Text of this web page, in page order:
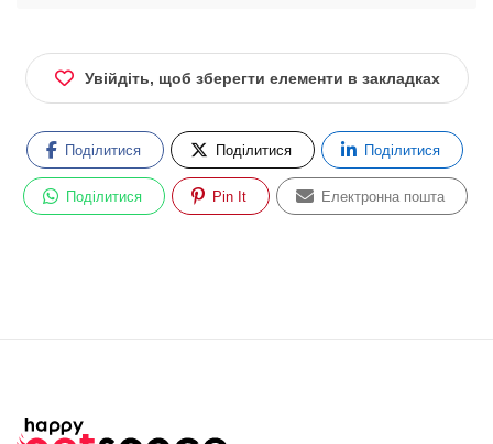
Увійдіть, щоб зберегти елементи в закладках
Поділитися Поділитися Поділитися
Поділитися Pin It Електронна пошта